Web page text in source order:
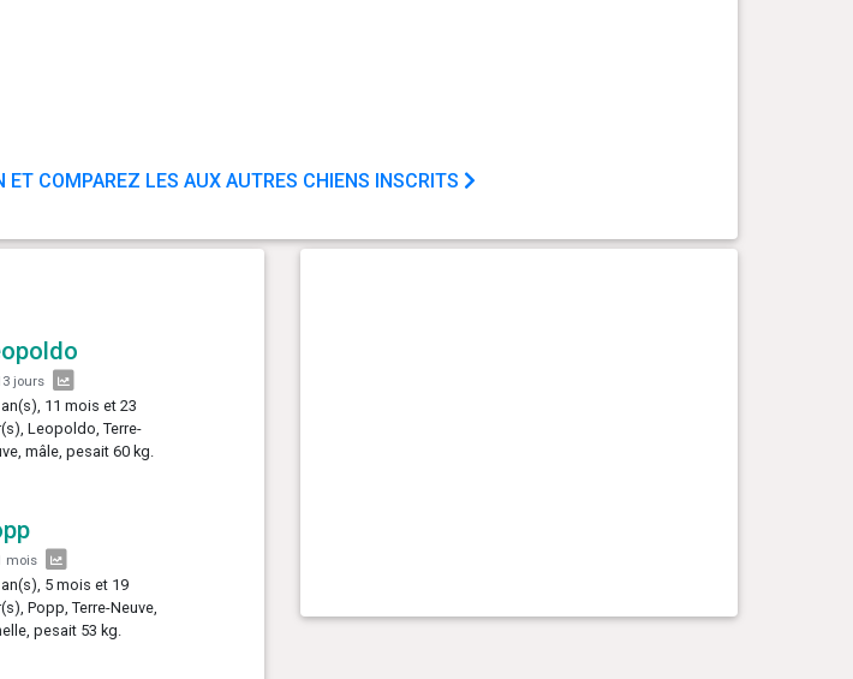
COMPAREZ LES AUX AUTRES CHIENS INSCRITS
jours
11 mois et 23
Leopoldo, Terre-
mâle, pesait 60 kg.
mois
5 mois et 19
Popp, Terre-Neuve,
pesait 53 kg.